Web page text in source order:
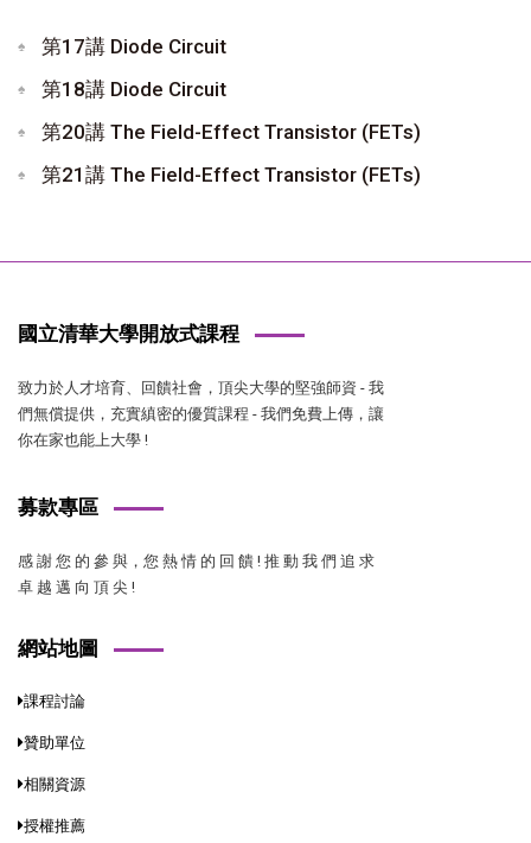
第17講 Diode Circuit
第18講 Diode Circuit
第20講 The Field-Effect Transistor (FETs)
第21講 The Field-Effect Transistor (FETs)
國立清華大學開放式課程
致力於人才培育、回饋社會，頂尖大學的堅強師資 - 我
們無償提供，充實縝密的優質課程 - 我們免費上傳，讓
你在家也能上大學 !
募款專區
感 謝 您 的 參 與，您 熱 情 的 回 饋 ! 推 動 我 們 追 求
卓 越 邁 向 頂 尖 !
網站地圖
課程討論
贊助單位
相關資源
授權推薦